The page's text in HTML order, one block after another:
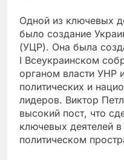
Одной из ключевых
было создание
(УЦР). Она была
I Всеукраинском
органом власти УНР
политических и
лидеров. Виктор
высокий пост, что
ключевых деятелей
политическом